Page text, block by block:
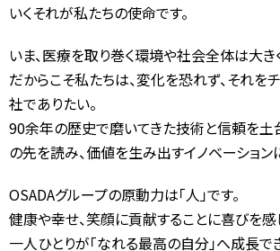
いく――それが私たちの使命です。
いま、医療を取り巻く環境や社会全体は大き
だからこそ私たちは、変化を恐れず、それを
社でありたい。
90余年の歴史で磨いてきた技術と信頼を土
の先を読み、価値を生み出すイノベーション
OSADAグループの原動力は「人」です。
健康や幸せ、笑顔に貢献することに喜びを感
一人ひとりが「なれる最高の自分」へ成長で